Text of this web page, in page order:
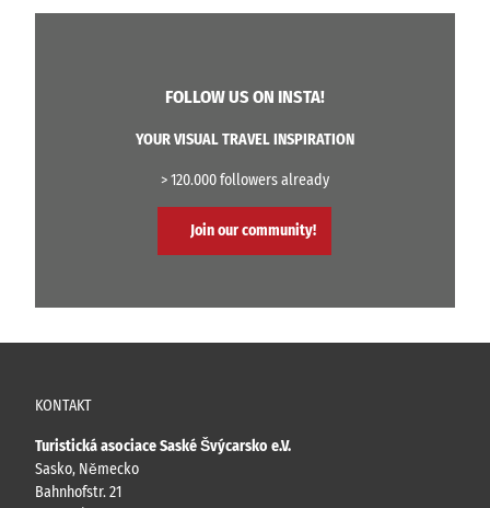
FOLLOW US ON INSTA!
YOUR VISUAL TRAVEL INSPIRATION
> 120.000 followers already
Join our community!
KONTAKT
Turistická asociace Saské Švýcarsko e.V.
Sasko, Německo
Bahnhofstr. 21